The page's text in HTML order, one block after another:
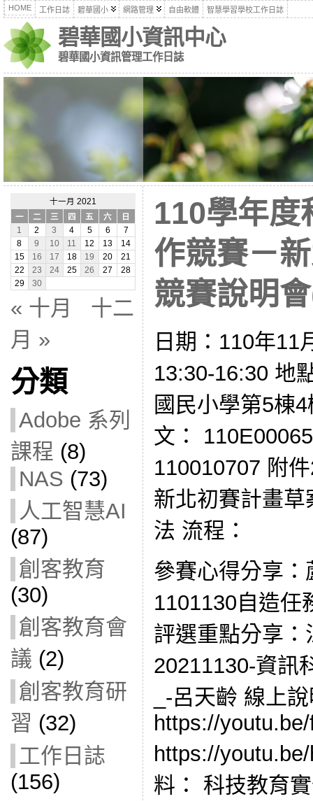
HOME 工作日誌 碧華國小 網路管理 自由軟體 智慧學習學校工作日誌
碧華國小資訊中心
碧華國小資訊管理工作日誌
十一月 2021
一
二 三 四 五 六
日
1
2 3 4 5 6
7
8
9 10 11 12 13
14
15
16 17 18 19 20
21
22
23 24 25 26 27
28
29
30
« 十月
十二
月 »
分類
Adobe 系列
課程 (8)
NAS (73)
人工智慧AI
(87)
創客教育
(30)
創客教育會
議 (2)
創客教育研
習 (32)
工作日誌
(156)
110學年度
作競賽－
競賽說明
日期：110年11
13:30-16:30 地
國民小學第5棟
文：
110010707 附
新北初賽計畫
法 流程：
參賽心得分享
1101130自造任
評選重點分享
20211130-資訊
_-呂天齡 線上
https://
https://
料： 科技教育